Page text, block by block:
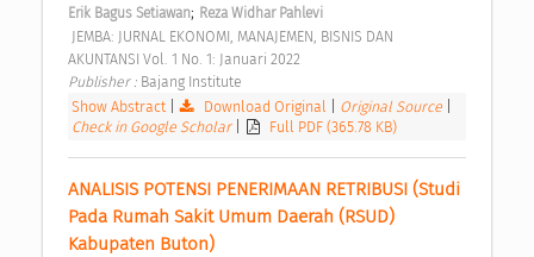
Erik Bagus Setiawan; Reza Widhar Pahlevi
AKUNTANSI Vol. 1 No. 1: Januari 2022
Publisher : Bajang Institute
Show Abstract
Download Original Original Source
Check in Google Scholar
Full PDF (365.78 KB)
ANALISIS POTENSI PENERIMAAN RETRIBUSI (Studi
Pada Rumah Sakit Umum Daerah (RSUD)
Kabupaten Buton)